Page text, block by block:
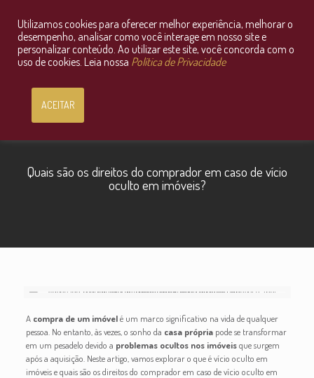
Consultoria Jurídica OnLine
Quais são os direitos do comprador em caso de vício
oculto em imóveis?
A compra de um imóvelé um marco significativo na vida de qualquer
pessoa. No entanto, às vezes, o sonho da casa própria pode se transformar
em um pesadelo devido a problemas ocultos nos imóveisque surgem
após a aquisição. Neste artigo, vamos explorar o que é vício oculto em
imóveis e quais são os direitos do comprador em caso de vício oculto em
Utilizamos cookies para oferecer melhor experiência, melhorar o
desempenho, analisar como você interage em nosso site e
personalizar conteúdo. Ao utilizar este site, você concorda com o
uso de cookies. Leia nossa Política de Privacidade
ACEITAR